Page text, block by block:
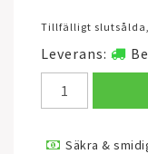
Tillfälligt
Leverans:
Säkra &